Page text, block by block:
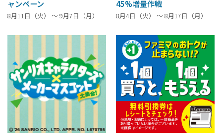
ャンペーン
8月11日（火） ～ 9月7日（月）
45%増量作戦
8月4日（火） ～ 8月17日（月）